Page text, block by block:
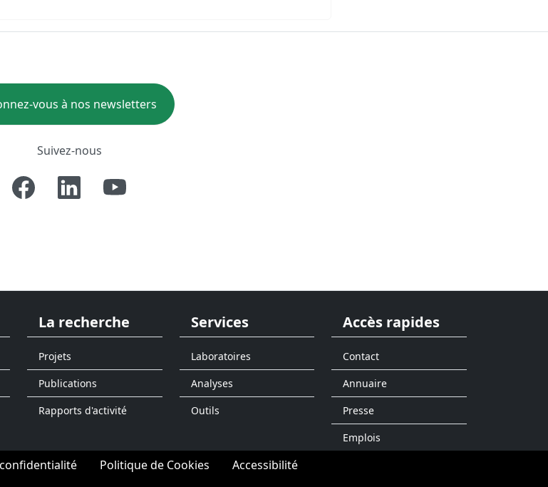
vous à nos newsletters
Suivez-nous
La recherche
Projets
Publications
Rapports d'activité
Services
Laboratoires
Analyses
Outils
Accès rapides
Contact
Annuaire
Presse
Emplois
Politique de Cookies
Accessibilité